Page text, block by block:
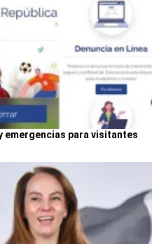
emergencias para visitantes